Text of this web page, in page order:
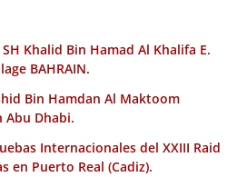
Khalid Bin Hamad Al Khalifa E.
BAHRAIN.
Bin Hamdan Al Maktoom
Abu Dhabi.
Internacionales del XXIII Raid
en Puerto Real (Cadiz).